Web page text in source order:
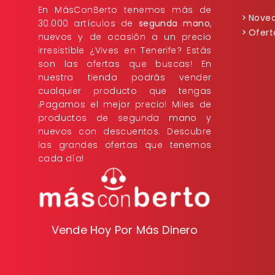
En MásConBerto tenemos más de
30.000 artículos de segunda mano,
nuevos y de ocasión a un precio
irresistible ¿Vives en Tenerife? Estás
son las ofertas que buscas! En
nuestra tienda podrás vender
cualquier producto que tengas
¡Pagamos el mejor precio! Miles de
productos de segunda mano y
nuevos con descuentos. Descubre
las grandes ofertas que tenemos
cada día!
Vende Hoy Por Más Dinero